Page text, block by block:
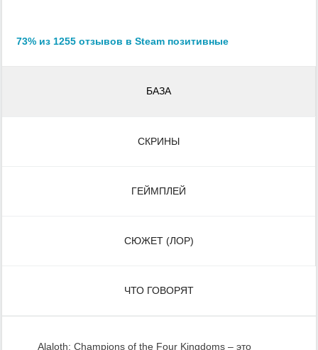
73% из 1255 отзывов в Steam позитивные
БАЗА
СКРИНЫ
ГЕЙМПЛЕЙ
СЮЖЕТ (ЛОР)
ЧТО ГОВОРЯТ
Alaloth: Champions of the Four Kingdoms – это